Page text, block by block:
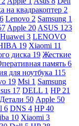
на квадракоптер 2
6 Lenovo 2 Samsung 1
Apple 20 ASUS 123
Huawei 3 LENOVO
19 Xiaomi 11
диска 19 Жесткие
память 6
для ноутбука 115
19 Msi 1 Samsung
17 DELL 1 HP 21
50 Apple 50
6 DNS 4 HP40
10 Xiaomi 3